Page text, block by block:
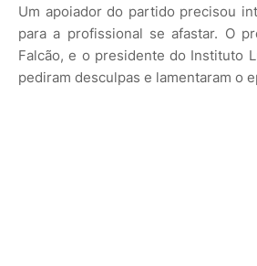
Um apoiador do partido precisou
para a profissional se afastar. O
Falcão, e o presidente do Instituto
pediram desculpas e lamentaram o